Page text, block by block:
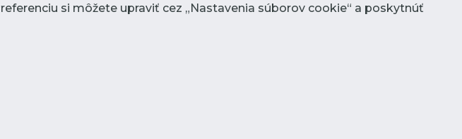
si môžete upraviť cez „Nastavenia súborov cookie“ a poskytnúť